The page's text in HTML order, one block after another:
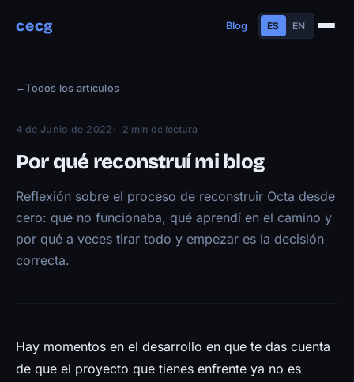
cecg Blog ES EN
Educación
Habilidades
Charlas
Contacto
Blog
Prensa
←Todos los artículos
4 de Junio de 2022 2 min de lectura
Por qué reconstruí mi blog
Reflexión sobre el proceso de reconstruir Octa desde
cero: qué no funcionaba, qué aprendí en el camino y
por qué a veces tirar todo y empezar es la decisión
correcta.
Hay momentos en el desarrollo en que te das cuenta
de que el proyecto que tienes enfrente ya no es